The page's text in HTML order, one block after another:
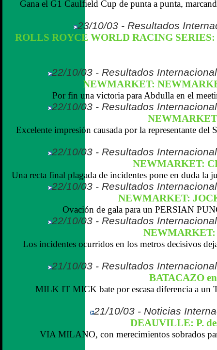
Gana el G1 Caulfield Cup de punta a punta,
23/10/03 - Resultados
ROLLS ROYCE WORLD RACING
22/10/03 - Resultados
NEWMARKET:
Por fin una victoria para Abdulla en el
22/10/03 - Resultados
Excelente impresión causada por la representante del
22/10/03 - Resultados
NEWMARKET:
Una recta final plagada de incidentes pone en duda la
22/10/03 - Resultados
NEWMARKET:
Ovación de gala para un PERSIAN
22/10/03 - Resultados
Los incidentes ocurridos en los metros decisivos
21/10/03 - Resultados
BATACAZO
MILK IT MICK bate por escasa diferencia a
21/10/03 - Noticias
DEAUVILLE: P.
VIA MILANO, con merecimientos sobrados